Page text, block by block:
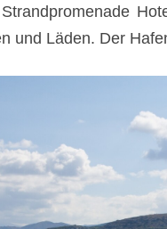
und Läden. Der